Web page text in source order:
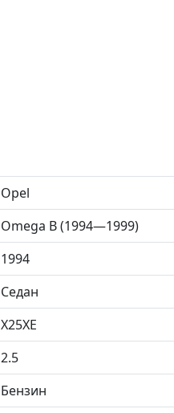
Opel
Omega B (1994—1999)
1994
Седан
X25XE
2.5
Бензин